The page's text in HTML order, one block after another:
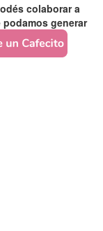
colaborar a
generar